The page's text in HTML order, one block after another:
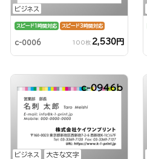
ビジネス
スピード1時間対応 スピード3時間対応
c-0006 100枚 2,530円
ビジネス 大きな文字
c-0946b